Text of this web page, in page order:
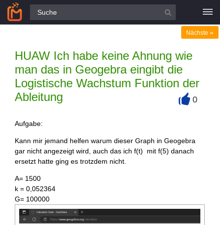
Alle Fragen
HUAW Ich habe keine Ahnung wie
man das in Geogebra eingibt die
Logistische Wachstum Funktion der
Ableitung
Nächste »
0
Aufgabe:
Kann mir jemand helfen warum dieser Graph in Geogebra
gar nicht angezeigt wird, auch das ich f(t) mit f(5) danach
ersetzt hatte ging es trotzdem nicht.
A= 1500
k = 0,052364
G= 100000